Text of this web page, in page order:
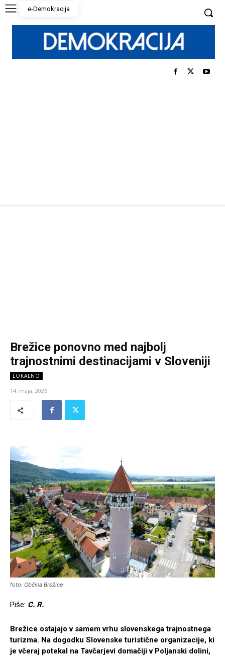
e-Demokracija
Brežice ponovno med najbolj
trajnostnimi destinacijami v Sloveniji
LOKALNO
14. maja, 2026
foto: Občina Brežice
Piše: C. R.
Brežice ostajajo v samem vrhu slovenskega trajnostnega
turizma. Na dogodku Slovenske turistične organizacije, ki
je včeraj potekal na Tavčarjevi domačiji v Poljanski dolini,